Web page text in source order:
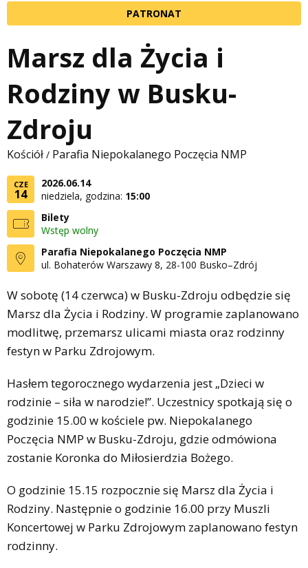
PATRONAT
Marsz dla Życia i
Rodziny w Busku-
Zdroju
Kościół / Parafia Niepokalanego Poczęcia NMP
CZE
14
2026.06.14
niedziela, godzina: 15:00
Bilety
Wstęp wolny
Parafia Niepokalanego Poczęcia NMP
ul. Bohaterów Warszawy 8, 28-100 Busko–Zdrój
W sobotę (14 czerwca) w Busku-Zdroju odbędzie się
Marsz dla Życia i Rodziny. W programie zaplanowano
modlitwę, przemarsz ulicami miasta oraz rodzinny
festyn w Parku Zdrojowym.
Hasłem tegorocznego wydarzenia jest „Dzieci w
rodzinie – siła w narodzie!”. Uczestnicy spotkają się o
godzinie 15.00 w kościele pw. Niepokalanego
Poczęcia NMP w Busku-Zdroju, gdzie odmówiona
zostanie Koronka do Miłosierdzia Bożego.
O godzinie 15.15 rozpocznie się Marsz dla Życia i
Rodziny. Następnie o godzinie 16.00 przy Muszli
Koncertowej w Parku Zdrojowym zaplanowano festyn
rodzinny.